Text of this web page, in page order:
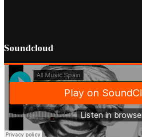
Soundcloud